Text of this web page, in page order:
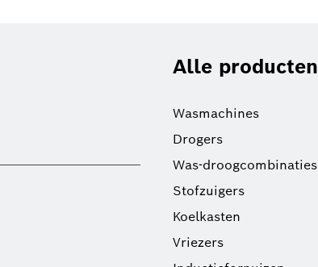
Alle producten
Wasmachines
Drogers
Was-droogcombinaties
Stofzuigers
Koelkasten
Vriezers